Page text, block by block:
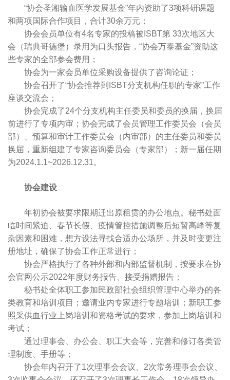
“协会圣湘输血医学发展基金”年内资助了3项科研课题
和两项国际合作项目，合计30余万元；
协会会员单位有4名专家的投稿被ISBT第 33次地区大
会（瑞典哥德堡）录用为口头报告，“协会万泰基金”资助这
些专家的全部参会费用；
协会为一家会员单位采购设备提供了咨询论证；
协会召开了“协会推荐到ISBT分支机构任职的专家”工作
座谈交流会；
协会完成了24个分支机构主任委员和委员的换届，换届
前进行了专项内审；协会完成了会员管理工作委员会（会员
部）、预算和审计工作委员会（内审部）的主任委员和委员
换届，重新组建了专家咨询委员会（专家部）；新一届任期
为2024.1.1~2026.12.31。
协会建设
年初协会被要求限期迁出原租赁的办公地点。秘书处面
临时间紧迫、春节长假、疫情管控措施调整后短暂高峰等复
杂因素和困难，想方设法寻找合适办公场所，并及时变更注
册地址，确保了协会工作正常进行；
协会严格执行了各种外部和内部监督机制，按要求在协
会官网公示2022年度财务报告、接受捐赠报告；
秘书处全体职工参加民政部社会组织管理中心举办的各
类教育和培训项目；邀请业内专家进行专题培训；新职工参
照采供血行业上岗培训和资格考试的要求，参加上岗培训和
考试；
通过理事会、办公会、职工大会等，完善和修订各类管
理制度、手册等；
协会年内召开了1次理事会会议、2次常务理事会会议、